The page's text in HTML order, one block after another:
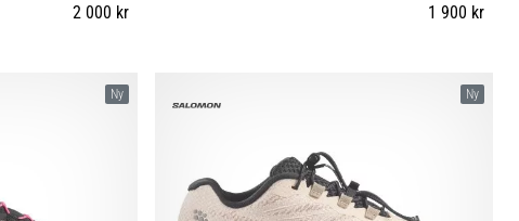
2 000 kr
1 900 kr
Ny Ny